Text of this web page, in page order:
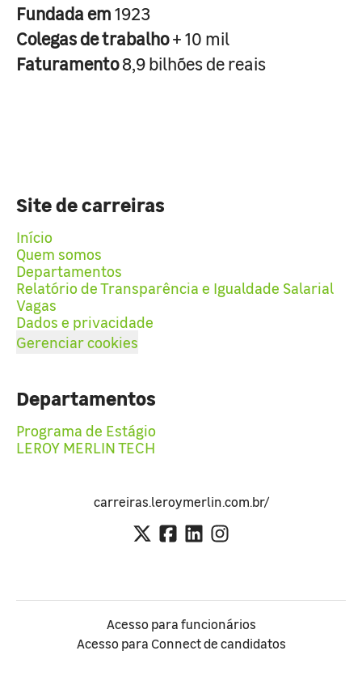
Fundada em1923
Colegas de trabalho+ 10 mil
Faturamento8,9 bilhões de reais
Site de carreiras
Início
Quem somos
Departamentos
Relatório de Transparência e Igualdade Salarial
Vagas
Dados e privacidade
Gerenciar cookies
Departamentos
Programa de Estágio
LEROY MERLIN TECH
carreiras.leroymerlin.com.br/
Acesso para funcionários
Acesso para Connect de candidatos